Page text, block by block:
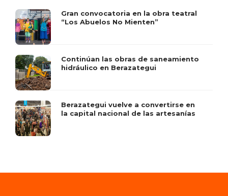
Gran convocatoria en la obra teatral
“Los Abuelos No Mienten”
Continúan las obras de saneamiento
hidráulico en Berazategui
Berazategui vuelve a convertirse en
la capital nacional de las artesanías